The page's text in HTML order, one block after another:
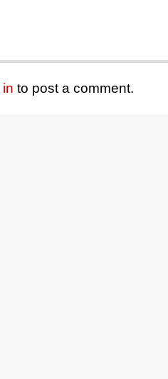
in to post a comment.